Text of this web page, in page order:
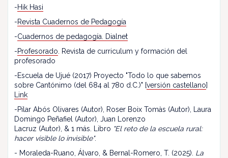
-Hik Hasi
-Revista Cuadernos de Pedagogía
-Cuadernos de pedagogía. Dialnet
-Profesorado . Revista de curriculum y formación del
profesorado
-Escuela de Ujué (2017) Proyecto "Todo lo que sabemos
sobre Cantónimo (del 684 al 780 d.C.)" [versión castellano]
Link
-Pilar Abós Olivares (Autor), Roser Boix Tomàs (Autor), Laura
Domingo Peñafiel (Autor), Juan Lorenzo
Lacruz (Autor), & 1 más. Libro "El reto de la escuela rural:
hacer visible lo invisible".
- Moraleda-Ruano, Álvaro, & Bernal-Romero, T. (2025). La